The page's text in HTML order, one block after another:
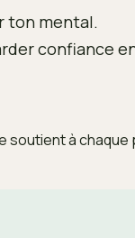
ton mental.
confiance
à chaque